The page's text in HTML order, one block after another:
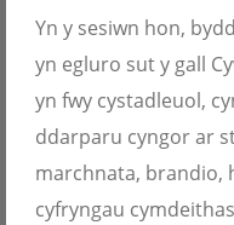
Yn y sesiwn hon,
yn egluro sut y gall
yn fwy cystadleuol,
ddarparu cyngor ar
marchnata, brandio,
cyfryngau